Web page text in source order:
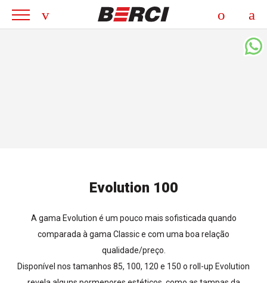
Evolution 100
A gama Evolution é um pouco mais sofisticada quando
comparada à gama Classic e com uma boa relação
qualidade/preço.
Disponível nos tamanhos 85, 100, 120 e 150 o roll-up Evolution